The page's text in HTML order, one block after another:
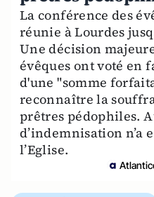
La conférence des
réunie à Lourdes
Une décision
évêques ont voté en
d'une "somme
reconnaître la
prêtres pédophiles.
d’indemnisation n’a
l’Eglise.